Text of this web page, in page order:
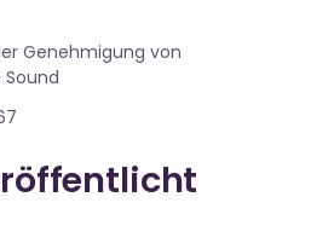
Genehmigung von
Sound